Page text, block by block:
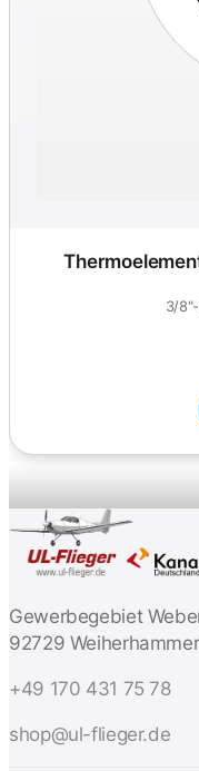
3/
Gewerbegebiet
92729 Weiherhammer
+49 170 431 75 78
shop@ul-flieger.de